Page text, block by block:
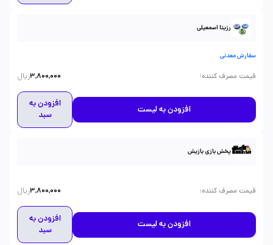
رزیتا اسمعیلی
سفارش معدنی
قیمت مصرف کننده:
3,800,000ریال
افزودن به لیست
افزودن به
سبد
پخش بازی بازیش
قیمت مصرف کننده:
3,800,000ریال
افزودن به لیست
افزودن به
سبد